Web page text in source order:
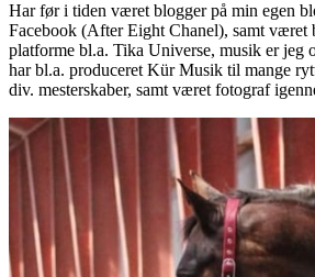
Har før i tiden været blogger på min egen
Facebook (After Eight Chanel), samt været
platforme bl.a. Tika Universe, musik er jeg
har bl.a. produceret Kür Musik til mange
div. mesterskaber, samt været fotograf